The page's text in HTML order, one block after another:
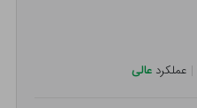
| عملکرد عالی